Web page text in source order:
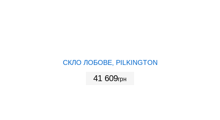
СКЛО ЛОБОВЕ, PILKINGTON
41 609грн